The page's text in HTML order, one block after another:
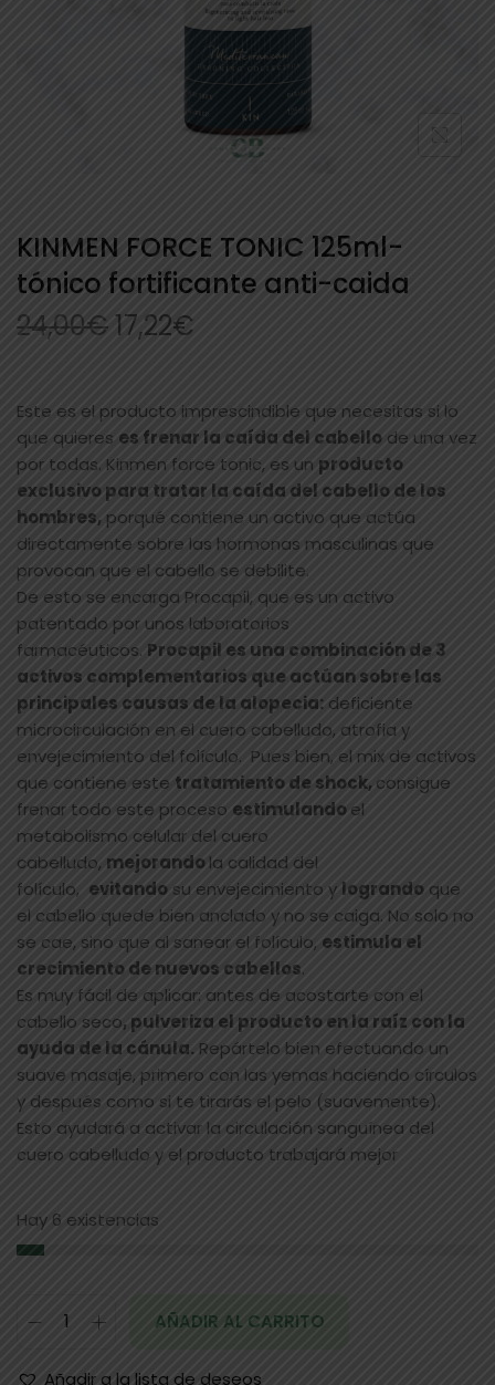
KINMEN FORCE TONIC 125ml-
tónico fortificante anti-caida
24,00€ 17,22€
Este es el producto imprescindible que necesitas si lo
que quieres es frenar la caída del cabello de una vez
por todas. Kinmen force tonic, es un producto
exclusivo para tratar la caída del cabello de los
hombres, porqué contiene un activo que actúa
directamente sobre las hormonas masculinas que
provocan que el cabello se debilite.
De esto se encarga Procapil, que es un activo
patentado por unos laboratorios
farmacéuticos. Procapil es una combinación de 3
activos complementarios que actúan sobre las
principales causas de la alopecia: deficiente
microcirculación en el cuero cabelludo, atrofia y
envejecimiento del folículo. Pues bien, el mix de activos
que contiene este tratamiento de shock,consigue
frenar todo este proceso estimulandoel
metabolismo celular del cuero
cabelludo, mejorandola calidad del
folículo, evitando su envejecimiento y logrando que
el cabello quede bien anclado y no se caiga. No solo no
se cae, sino que al sanear el folículo, estimula el
crecimiento de nuevos cabellos.
Es muy fácil de aplicar: antes de acostarte con el
cabello seco, pulveriza el producto en la raíz con la
ayuda de la cánula. Repártelo bien efectuando un
suave masaje, primero con las yemas haciendo círculos
y después como si te tirarás el pelo (suavemente).
Esto ayudará a activar la circulación sanguínea del
cuero cabelludo y el producto trabajará mejor
Hay 6 existencias
AÑADIR AL CARRITO
Añadir a la lista de deseos